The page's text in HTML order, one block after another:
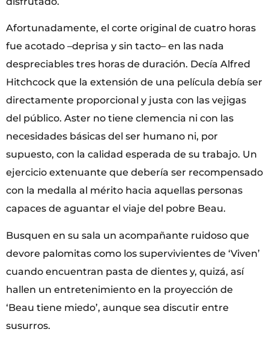
Afortunadamente, el corte original de cuatro horas
fue acotado –deprisa y sin tacto– en las nada
despreciables tres horas de duración. Decía Alfred
Hitchcock que la extensión de una película debía ser
directamente proporcional y justa con las vejigas
del público. Aster no tiene clemencia ni con las
necesidades básicas del ser humano ni, por
supuesto, con la calidad esperada de su trabajo. Un
ejercicio extenuante que debería ser recompensado
con la medalla al mérito hacia aquellas personas
capaces de aguantar el viaje del pobre Beau.
Busquen en su sala un acompañante ruidoso que
devore palomitas como los supervivientes de ‘Viven’
cuando encuentran pasta de dientes y, quizá, así
hallen un entretenimiento en la proyección de
‘Beau tiene miedo’, aunque sea discutir entre
susurros.